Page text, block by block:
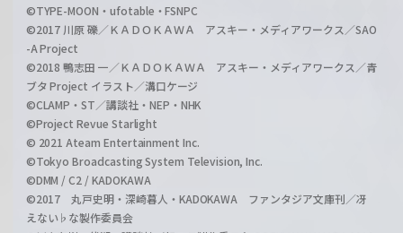
©TYPE-MOON・ufotable・FSNPC
©2017 川原 礫／ＫＡＤＯＫＡＷＡ アスキー・メディアワークス／SAO
-A Project
©2018 鴨志田 一／ＫＡＤＯＫＡＷＡ アスキー・メディアワークス／青
ブタ Project イラスト／溝口ケージ
©CLAMP・ST／講談社・NEP・NHK
©Project Revue Starlight
© 2021 Ateam Entertainment Inc.
©Tokyo Broadcasting System Television, Inc.
©DMM / C2 / KADOKAWA
©2017 丸戸史明・深崎暮人・KADOKAWA ファンタジア文庫刊／冴
えない♭な製作委員会